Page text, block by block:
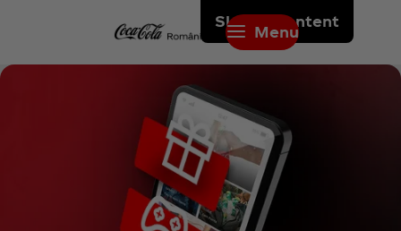
Skip to content
Menu